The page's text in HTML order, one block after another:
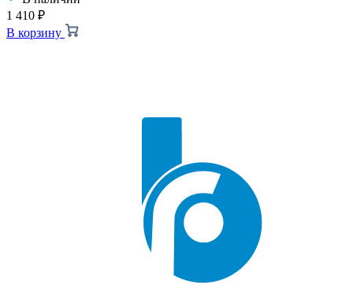
1 410 ₽
В корзину